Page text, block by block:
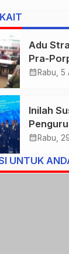
Adu
Pra-
Jambi
calendar_month Rabu,
Inilah
Bawah
Sabran
calendar_month Rabu,
UNTUK